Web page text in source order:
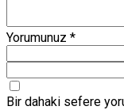
Yorumunuz *
Bir dahaki sefere